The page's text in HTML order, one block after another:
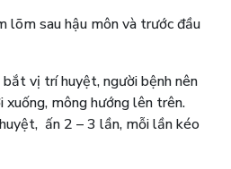
lõm sau hậu môn và trước đầu
vị trí huyệt, người bệnh nên
xuống, mông hướng lên trên.
ấn 2 – 3 lần, mỗi lần kéo